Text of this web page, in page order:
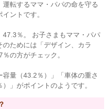
転するママ・パパの命を守る
ントです。
47.3％。 お子さまもママ・パパ
ためには「デザイン、カラ
の方がチェック。
量（43.2％）」「車体の重さ
」がポイントのようです。